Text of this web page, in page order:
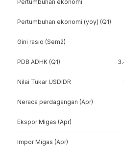
Pertumbuhan ekonomi
Pertumbuhan ekonomi (yoy) (Q1)
Gini rasio (Sem2)
PDB ADHK (Q1)
Nilai Tukar USDIDR
Neraca perdagangan (Apr)
Ekspor Migas (Apr)
Impor Migas (Apr)